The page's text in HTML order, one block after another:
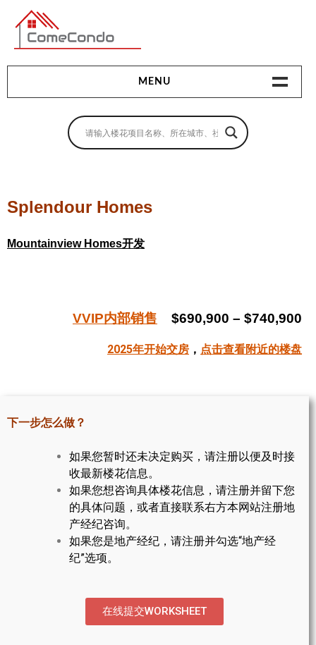
多伦多最新最全的楼花搜索引擎
MENU
地产相关
卖房指南
贷款指南
楼花地图
楼花转让专区
多伦多市中心楼花项目
怡陶碧谷社区介绍
Splendour Homes
Mountainview Homes开发
VVIP内部销售 $690,900 – $740,900
2025年开始交房 ， 点击查看附近的楼盘
下一步怎么做？
如果您暂时还未决定购买，请注册以便及时接
收最新楼花信息。
如果您想咨询具体楼花信息，请注册并留下您
的具体问题，或者直接联系右方本网站注册地
产经纪咨询。
如果您是地产经纪，请注册并勾选“地产经
纪”选项。
在线提交WORKSHEET